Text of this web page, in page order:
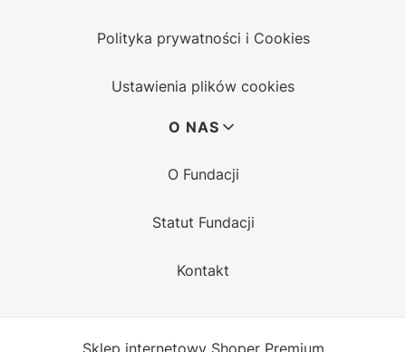
Polityka prywatności i Cookies
Ustawienia plików cookies
O NAS
O Fundacji
Statut Fundacji
Kontakt
Sklep internetowy Shoper Premium